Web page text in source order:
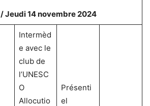
/ Jeudi 14 novembre 2024
Intermèd
e avec le
club de
l’UNESC
O
Allocutio
Présenti
el